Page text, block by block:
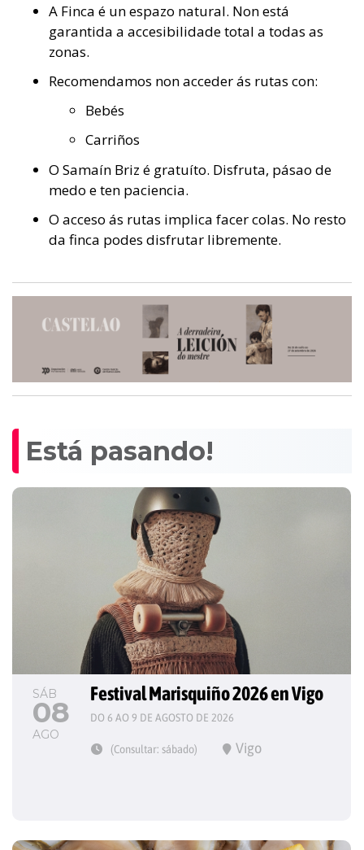
A Finca é un espazo natural. Non está
garantida a accesibilidade total a todas as
zonas.
Recomendamos non acceder ás rutas con:
Bebés
Carriños
O Samaín Briz é gratuíto. Disfruta, pásao de
medo e ten paciencia.
O acceso ás rutas implica facer colas. No resto
da finca podes disfrutar libremente.
Está pasando!
SÁB
08
AGO
Festival Marisquiño 2026 en Vigo
DO 6 AO 9 DE AGOSTO DE 2026
(Consultar: sábado) Vigo